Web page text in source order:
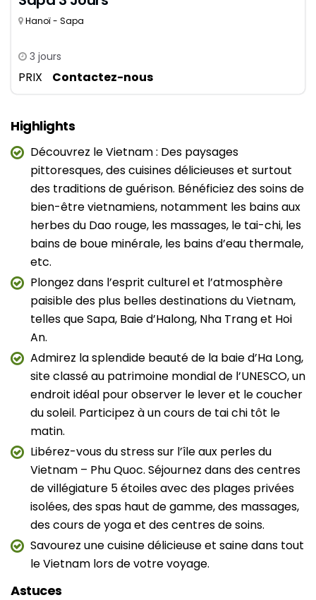
Hanoï - Sapa
3 jours
PRIX Contactez-nous
Highlights
Découvrez le Vietnam : Des paysages
pittoresques, des cuisines délicieuses et surtout
des traditions de guérison. Bénéficiez des soins de
bien-être vietnamiens, notamment les bains aux
herbes du Dao rouge, les massages, le tai-chi, les
bains de boue minérale, les bains d’eau thermale,
etc.
Plongez dans l’esprit culturel et l’atmosphère
paisible des plus belles destinations du Vietnam,
telles que Sapa, Baie d’Halong, Nha Trang et Hoi
An.
Admirez la splendide beauté de la baie d’Ha Long,
site classé au patrimoine mondial de l’UNESCO, un
endroit idéal pour observer le lever et le coucher
du soleil. Participez à un cours de tai chi tôt le
matin.
Libérez-vous du stress sur l’île aux perles du
Vietnam – Phu Quoc. Séjournez dans des centres
de villégiature 5 étoiles avec des plages privées
isolées, des spas haut de gamme, des massages,
des cours de yoga et des centres de soins.
Savourez une cuisine délicieuse et saine dans tout
le Vietnam lors de votre voyage.
Astuces